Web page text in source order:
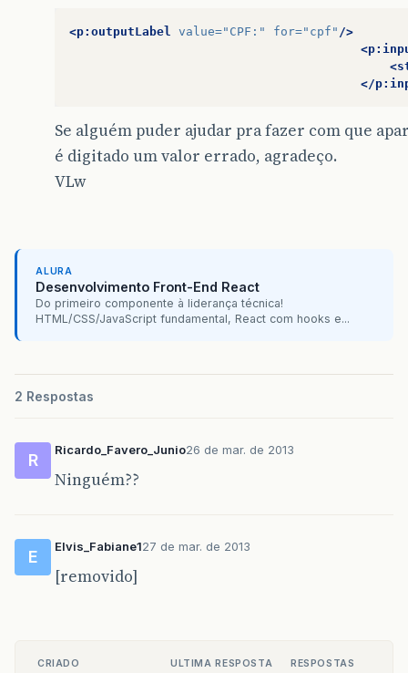
<p:outputLabel value="CPF:" for="cpf" />
</
Se alguém puder ajudar pra fazer com que
é digitado um valor errado, agradeço.
VLw
ALURA
Desenvolvimento Front-End React
Do primeiro componente à liderança técnica!
HTML/CSS/JavaScript fundamental, React com hooks e...
2 Respostas
R
Ricardo_Favero_Junio26 de mar. de 2013
Ninguém??
E
Elvis_Fabiane127 de mar. de 2013
[removido]
CRIADO ULTIMA RESPOSTA RESPOSTAS